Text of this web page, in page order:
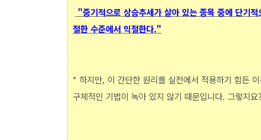
"중기적으로 상승추세가 살아 있는 종목 중에 단기
절한 수준에서 익절한다."
* 하지만, 이 간단한 원리를 실전에서 적용하기 힘든
구체적인 기법이 녹아 있지 않기 때문입니다. 그렇지요?